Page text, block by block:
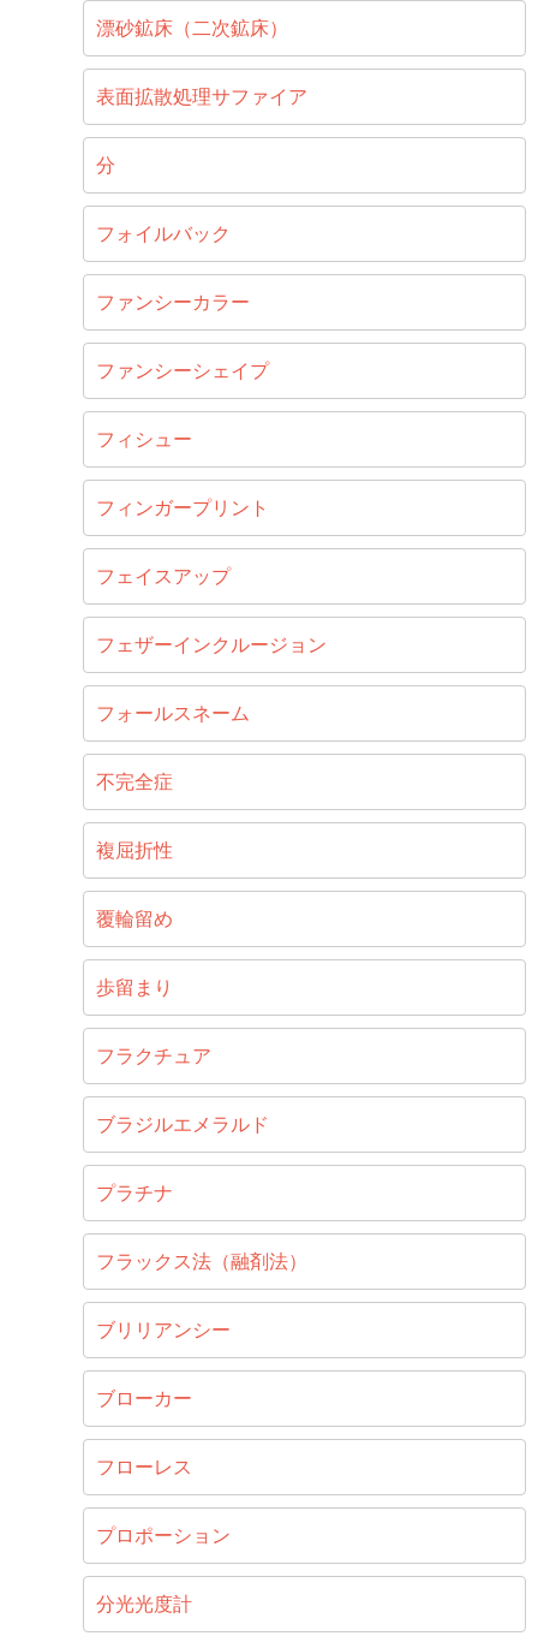
漂砂鉱床（二次鉱床）
表面拡散処理サファイア
分
フォイルバック
ファンシーカラー
ファンシーシェイプ
フィシュー
フィンガープリント
フェイスアップ
フェザーインクルージョン
フォールスネーム
不完全症
複屈折性
覆輪留め
歩留まり
フラクチュア
ブラジルエメラルド
プラチナ
フラックス法（融剤法）
ブリリアンシー
ブローカー
フローレス
プロポーション
分光光度計